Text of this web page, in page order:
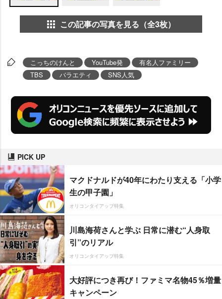
この記事の写真を見る（全3枚）
こっちのけんと YouTube発
有名人ファミリー
TBS
バラエティ SNS人気
PICK UP
マクドナルドが40年にわたり支える「小学
生の甲子園」
オリコンタイアップ特集
川島海荷さんと学ぶ 日常に潜む“人身取
引”のリアル
オリコンタイアップ特集
大好評につき再び！ファミマ名物45％増量
キャンペーン